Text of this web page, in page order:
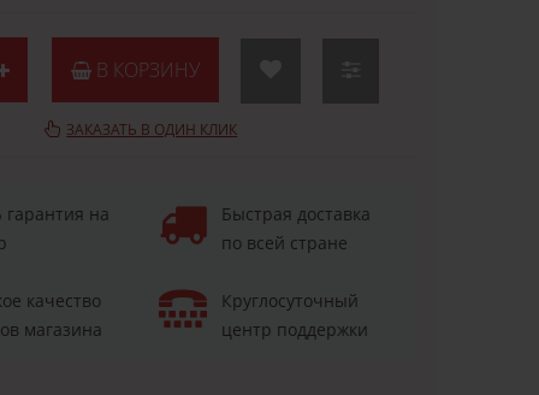
В КОРЗИНУ
ЗАКАЗАТЬ В ОДИН КЛИК
гарантия на
Быстрая доставка
по всей стране
качество
магазина
Круглосуточный
центр поддержки